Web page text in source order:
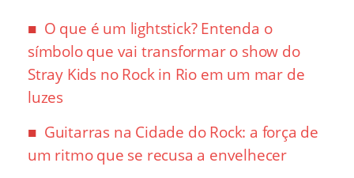
O que é um lightstick? Entenda o
símbolo que vai transformar o show do
Stray Kids no Rock in Rio em um mar de
luzes
Guitarras na Cidade do Rock: a força de
um ritmo que se recusa a envelhecer